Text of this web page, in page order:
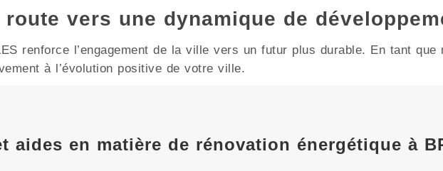
route vers une dynamique de
renforce l’engagement de la ville vers un futur plus durable. En tant
à l’évolution positive de votre ville.
aides en matière de rénovation énergétique à